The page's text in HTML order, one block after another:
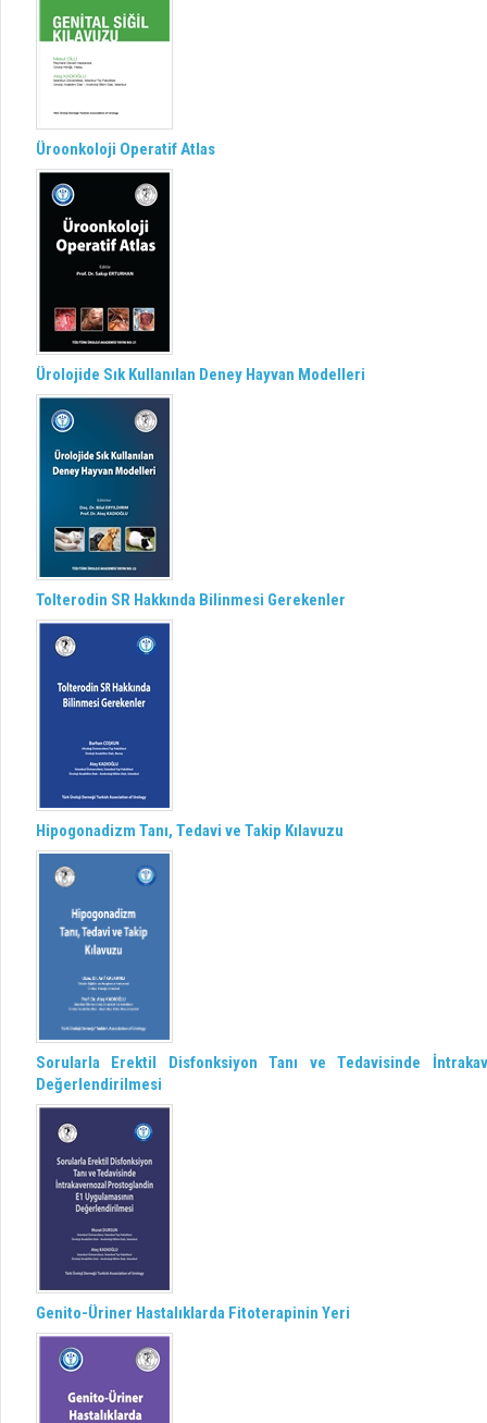
Üroonkoloji Operatif Atlas
Ürolojide Sık Kullanılan Deney Hayvan Modelleri
Tolterodin SR Hakkında Bilinmesi Gerekenler
Hipogonadizm Tanı, Tedavi ve Takip Kılavuzu
Sorularla Erektil Disfonksiyon Tanı ve Tedavisinde
Değerlendirilmesi
Genito-Üriner Hastalıklarda Fitoterapinin Yeri